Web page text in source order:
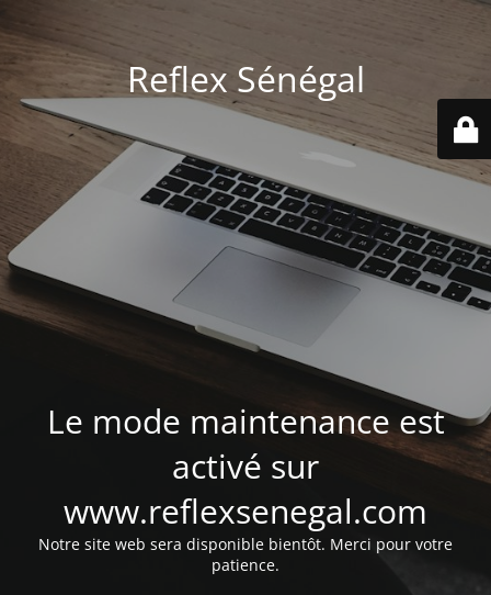
Reflex Sénégal
Le mode maintenance est
activé sur
www.reflexsenegal.com
Notre site web sera disponible bientôt. Merci pour votre
patience.